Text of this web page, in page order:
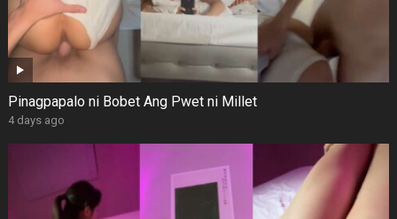
Pinagpapalo ni Bobet Ang Pwet ni Millet
4 days ago